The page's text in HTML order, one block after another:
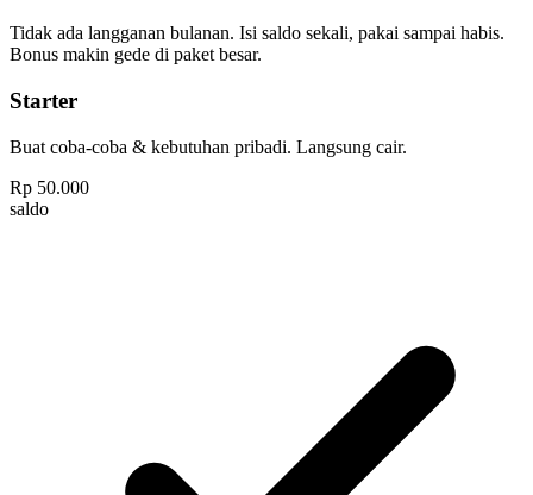
Tidak ada langganan bulanan. Isi saldo sekali, pakai sampai habis.
Bonus makin gede di paket besar.
Starter
Buat coba-coba & kebutuhan pribadi. Langsung cair.
Rp 50.000
saldo